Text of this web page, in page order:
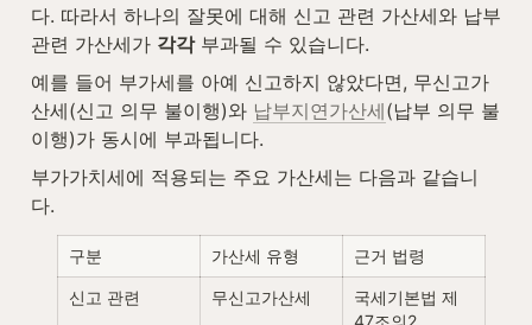
다. 따라서 하나의 잘못에 대해 신고 관련 가산세와 납부
관련 가산세가 각각 부과될 수 있습니다.
예를 들어 부가세를 아예 신고하지 않았다면, 무신고가
산세(신고 의무 불이행)와 납부지연가산세(납부 의무 불
이행)가 동시에 부과됩니다.
부가가치세에 적용되는 주요 가산세는 다음과 같습니
다.
구분 가산세 유형 근거 법령
신고 관련 무신고가산세
국세기본법 제
47조의2